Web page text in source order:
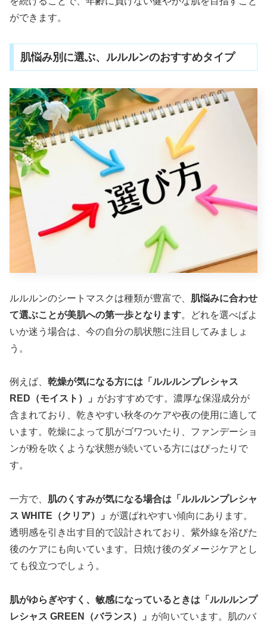
ができます。
肌悩み別に選ぶ、ルルルンのおすすめタイプ
ルルルンのシートマスクは種類が豊富で、 肌悩みに合わせ
て選ぶことが美肌への第一歩となります。どれを選べばよ
いか迷う場合は、今の自分の肌状態に注目してみましょ
う。
例えば、 乾燥が気になる方には「ルルルンプレシャス
RED（モイスト）」 がおすすめです。濃厚な保湿成分が
含まれており、乾きやすい秋冬のケアや夜の使用に適して
います。乾燥によって肌がゴワついたり、ファンデーショ
ンが粉を吹くような状態が続いている方にはぴったりで
す。
一方で、 肌のくすみが気になる場合は「ルルルンプレシャ
ス WHITE（クリア）」 が選ばれやすい傾向にあります。
透明感を引き出す目的で設計されており、紫外線を浴びた
後のケアにも向いています。日焼け後のダメージケアとし
ても役立つでしょう。
肌がゆらぎやすく、敏感になっているときは「ルルルンプ
レシャス GREEN（バランス）」 が向いています。肌のバ